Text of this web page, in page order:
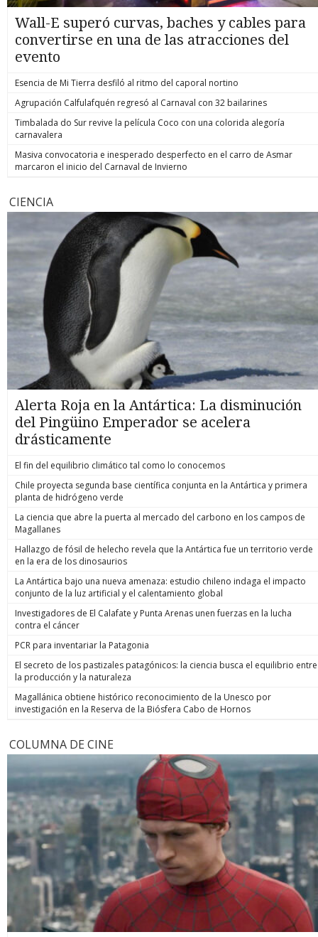
Wall-E superó curvas, baches y cables para
convertirse en una de las atracciones del
evento
Esencia de Mi Tierra desfiló al ritmo del caporal nortino
Agrupación Calfulafquén regresó al Carnaval con 32 bailarines
Timbalada do Sur revive la película Coco con una colorida alegoría
carnavalera
Masiva convocatoria e inesperado desperfecto en el carro de Asmar
marcaron el inicio del Carnaval de Invierno
CIENCIA
Alerta Roja en la Antártica: La disminución
del Pingüino Emperador se acelera
drásticamente
El fin del equilibrio climático tal como lo conocemos
Chile proyecta segunda base científica conjunta en la Antártica y primera
planta de hidrógeno verde
La ciencia que abre la puerta al mercado del carbono en los campos de
Magallanes
Hallazgo de fósil de helecho revela que la Antártica fue un territorio verde
en la era de los dinosaurios
La Antártica bajo una nueva amenaza: estudio chileno indaga el impacto
conjunto de la luz artificial y el calentamiento global
Investigadores de El Calafate y Punta Arenas unen fuerzas en la lucha
contra el cáncer
PCR para inventariar la Patagonia
El secreto de los pastizales patagónicos: la ciencia busca el equilibrio entre
la producción y la naturaleza
Magallánica obtiene histórico reconocimiento de la Unesco por
investigación en la Reserva de la Biósfera Cabo de Hornos
COLUMNA DE CINE